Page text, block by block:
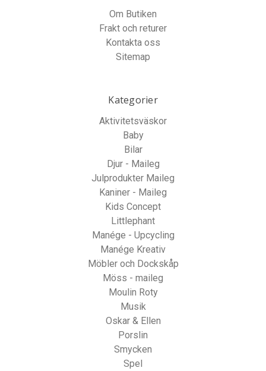
Om Butiken
Frakt och returer
Kontakta oss
Sitemap
Kategorier
Aktivitetsväskor
Baby
Bilar
Djur - Maileg
Julprodukter Maileg
Kaniner - Maileg
Kids Concept
Littlephant
Manége - Upcycling
Manége Kreativ
Möbler och Dockskåp
Möss - maileg
Moulin Roty
Musik
Oskar & Ellen
Porslin
Smycken
Spel